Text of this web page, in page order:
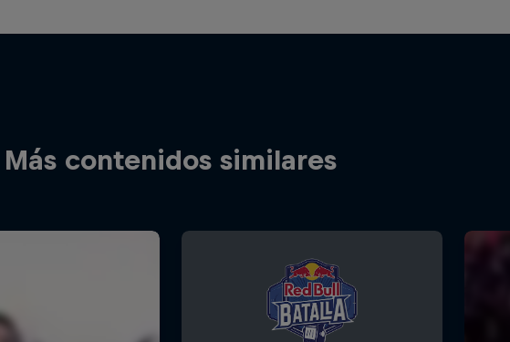
Más contenidos similares